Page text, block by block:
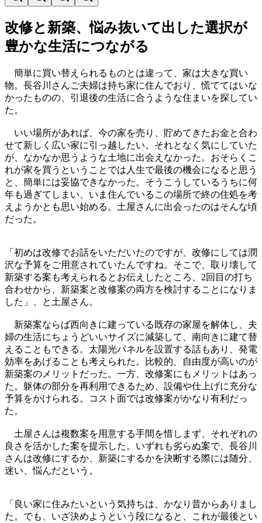
改修と新築、悩み抜いて出した選択が
豊かな生活につながる
簡単に買い替えられるものとは違って、家は大きな買い
物。長谷川さんご夫婦は持ち家に住んでおり、慌ててはいな
かったものの、引退後の生活に合うような住まいを探してい
た。
いい場所があれば、今の家を売り、貯めてきたお金と合わ
せて新しく広い家に引っ越したい。それとなく気にしていた
が、なかなか思うような土地に出会えなかった。おそらくこ
れが家を買うということでは人生で最後の機会になると思う
と、簡単には妥協できなかった。そうこうしているうちに何
年も過ぎてしまい、いま住んでいるこの場所で終の住処を考
えようかとも思い始める。土屋さんに出会ったのはそんな頃
だった。
「初めは改修でお話をいただいたのですが、改修にしては潤
沢な予算をご用意されていたんですね。そこで、取り壊して
新築する案も考えられるとお伝えしたところ、2回目の打ち
合わせから、新築案と改修案の両方を検討することになりま
した」、と土屋さん。
新築案ならば西向きに建っている既存の家屋を解体し、夫
婦の生活にちょうどいいサイズに減築して、南向きに建て替
えることもできる。太陽光パネルを設置する話もあり、発電
効率をあげることも考えられた。比較的、自由度が高いのが
新築案のメリットだった。一方、改修案にもメリットはあっ
た。躯体の部分を再利用できるため、設備や仕上げに充分な
予算をかけられる。コスト面では改修案がかなり有利だっ
た。
土屋さんは複数案を用意する手間を惜しまず、それぞれの
良さを活かした案を提示した。いずれも劣らぬ案で、長谷川
さんは改修にするか、新築にするかを決断する際には随分、
迷い、悩んだという。
「良い家に住みたいという気持ちは、かなり昔からありまし
た。でも、いざ決めようという段になると、これが最後とい